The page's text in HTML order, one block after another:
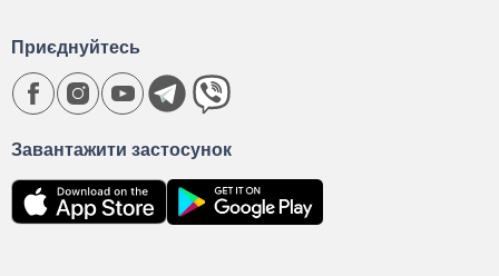
Завантажити застосунок
Приєднуйтесь